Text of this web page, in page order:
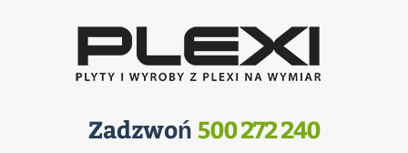
Zadzwoń 500 272 240